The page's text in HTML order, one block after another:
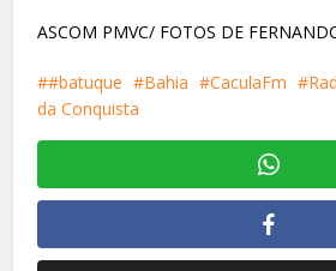
ASCOM PMVC/ FOTOS DE
#batuque Bahia CaculaFm
da Conquista